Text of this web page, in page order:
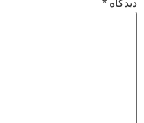
دیدگاه *